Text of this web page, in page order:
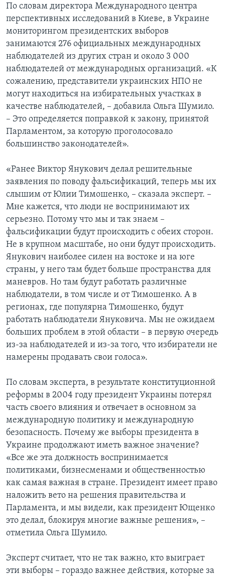
По словам директора Международного центра
перспективных исследований в Киеве, в Украине
мониторингом президентских выборов
занимаются 276 официальных международных
наблюдателей из других стран и около 3 000
наблюдателей от международных организаций. «К
сожалению, представители украинских НПО не
могут находиться на избирательных участках в
качестве наблюдателей, – добавила Ольга Шумило.
– Это определяется поправкой к закону, принятой
Парламентом, за которую проголосовало
большинство законодателей».
«Ранее Виктор Янукович делал решительные
заявления по поводу фальсификаций, теперь мы их
слышим от Юлии Тимошенко, – сказала эксперт. –
Мне кажется, что люди не воспринимают их
серьезно. Потому что мы и так знаем –
фальсификации будут происходить с обеих сторон.
Не в крупном масштабе, но они будут происходить.
Янукович наиболее силен на востоке и на юге
страны, у него там будет больше пространства для
маневров. Но там будут работать различные
наблюдатели, в том числе и от Тимошенко. А в
регионах, где популярна Тимошенко, будут
работать наблюдатели Януковича. Мы не ожидаем
больших проблем в этой области – в первую очередь
из-за наблюдателей и из-за того, что избиратели не
намерены продавать свои голоса».
По словам эксперта, в результате конституционной
реформы в 2004 году президент Украины потерял
часть своего влияния и отвечает в основном за
международную политику и международную
безопасность. Почему же выборы президента в
Украине продолжают иметь важное значение?
«Все же эта должность воспринимается
политиками, бизнесменами и общественностью
как самая важная в стране. Президент имеет право
наложить вето на решения правительства и
Парламента, и мы видели, как президент Ющенко
это делал, блокируя многие важные решения», –
отметила Ольга Шумило.
Эксперт считает, что не так важно, кто выиграет
эти выборы – гораздо важнее действия, которые за